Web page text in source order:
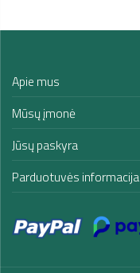
Apie mus
Mūsų įmonė
Jūsų paskyra
Parduotuvės informacija